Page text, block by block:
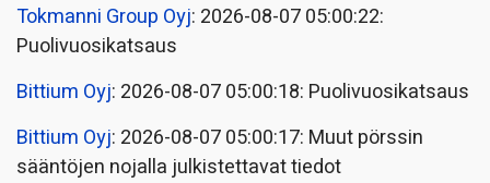
Tokmanni Group Oyj: 2026-08-07 05:00:22:
Puolivuosikatsaus
Bittium Oyj: 2026-08-07 05:00:18: Puolivuosikatsaus
Bittium Oyj: 2026-08-07 05:00:17: Muut pörssin
sääntöjen nojalla julkistettavat tiedot